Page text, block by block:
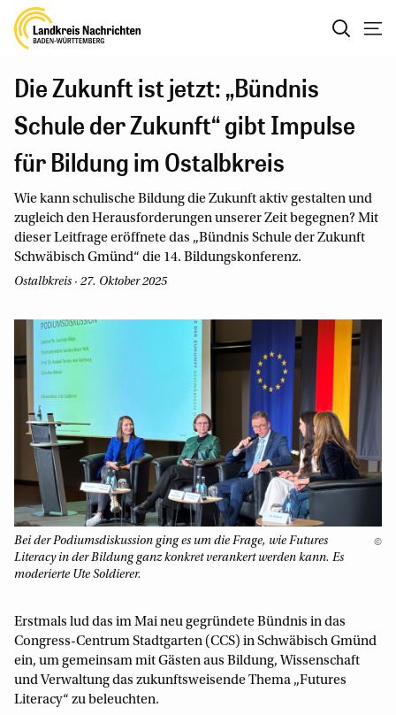
Die Zukunft ist jetzt: „Bündnis
Schule der Zukunft“ gibt Impulse
für Bildung im Ostalbkreis
Wie kann schulische Bildung die Zukunft aktiv gestalten und
zugleich den Herausforderungen unserer Zeit begegnen? Mit
dieser Leitfrage eröffnete das „Bündnis Schule der Zukunft
Schwäbisch Gmünd“ die 14. Bildungskonferenz.
Ostalbkreis · 27. Oktober 2025
Bei der Podiumsdiskussion ging es um die Frage, wie Futures
Literacy in der Bildung ganz konkret verankert werden kann. Es
moderierte Ute Soldierer.
©
Erstmals lud das im Mai neu gegründete Bündnis in das
Congress-Centrum Stadtgarten (CCS) in Schwäbisch Gmünd
ein, um gemeinsam mit Gästen aus Bildung, Wissenschaft
und Verwaltung das zukunftsweisende Thema „Futures
Literacy“ zu beleuchten.